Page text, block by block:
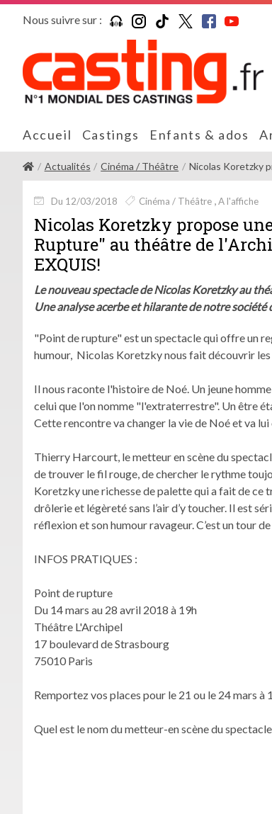
Nous suivre sur :
Accueil Castings Enfants & ados
Actualités Cinéma / Théâtre Nicolas Koretzky
Du 12/03/2018 Cinéma / Théâtre A l'affiche
Nicolas Koretzky propose
Rupture" au théâtre de
EXQUIS!
Le nouveau spectacle de Nicolas Koretzky au
Une analyse acerbe et hilarante de notre
"Point de rupture" est un spectacle qui offre un
humour, Nicolas Koretzky nous fait découvrir
Il nous raconte l'histoire de Noé. Un jeune
celui que l'on nomme "l'extraterrestre". Un être
Cette rencontre va changer la vie de Noé et va
Thierry Harcourt, le metteur en scène du
de trouver le fil rouge, de chercher le rythme
Koretzky une richesse de palette qui a fait de ce
drôlerie et légèreté sans l’air d’y toucher. Il est
réflexion et son humour ravageur. C’est un tour
INFOS PRATIQUES :
Point de rupture
Du 14 mars au 28 avril 2018 à 19h
Théâtre L'Archipel
17 boulevard de Strasbourg
75010 Paris
Remportez vos places pour le 21 ou le 24 mars à
Quel est le nom du metteur-en scène du